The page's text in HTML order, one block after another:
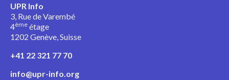
UPR Info
3, Rue de Varembé
4ème étage
1202 Genève, Suisse
+41 22 321 77 70
info@upr-info.org